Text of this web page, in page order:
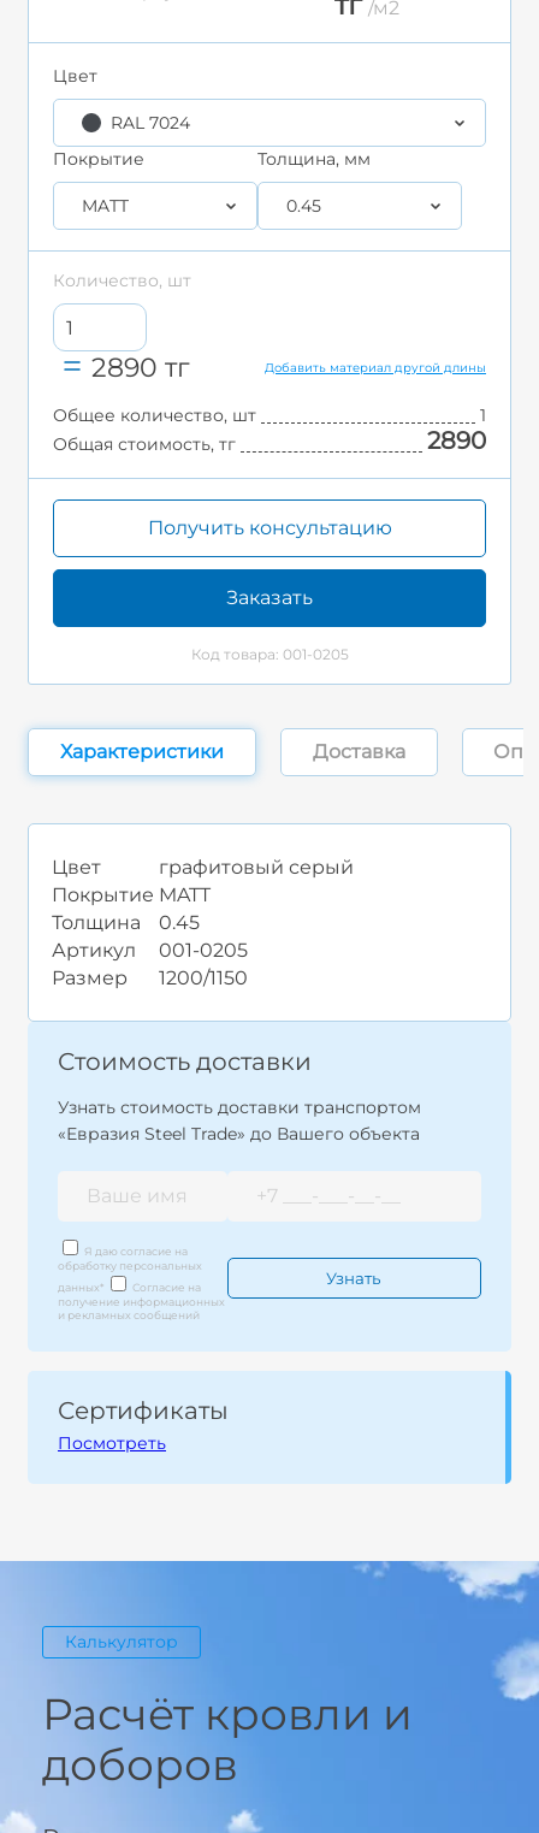
/м2
Цвет
RAL 7024
Покрытие
MATT
Толщина, мм
0.45
Количество, шт
2890 тг Добавить материал другой длины
Общее количество, шт
1
Общая стоимость, тг
2890
Получить консультацию
Заказать
Код товара: 001-0205
Характеристики Доставка
Цвет
графитовый серый
Покрытие MATT
Толщина
0.45
Артикул
001-0205
Размер
1200/1150
Стоимость доставки
Узнать стоимость доставки транспортом
«Евразия Steel Trade» до Вашего объекта
Я даю согласие на
обработку персональных
данных*
Согласие на
получение информационных
и рекламных сообщений
Сертификаты
Посмотреть
Калькулятор
Расчёт кровли и
доборов